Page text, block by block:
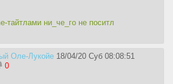
тайтлами ни_че_го не поситл
Оле-Лукойе 18/04/20 Суб 08:08:51
0